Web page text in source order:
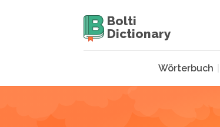
Bolti
Dictionary
Wörterbuch